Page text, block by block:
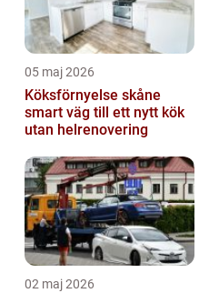
05 maj 2026
Köksförnyelse skåne
smart väg till ett nytt kök
utan helrenovering
02 maj 2026